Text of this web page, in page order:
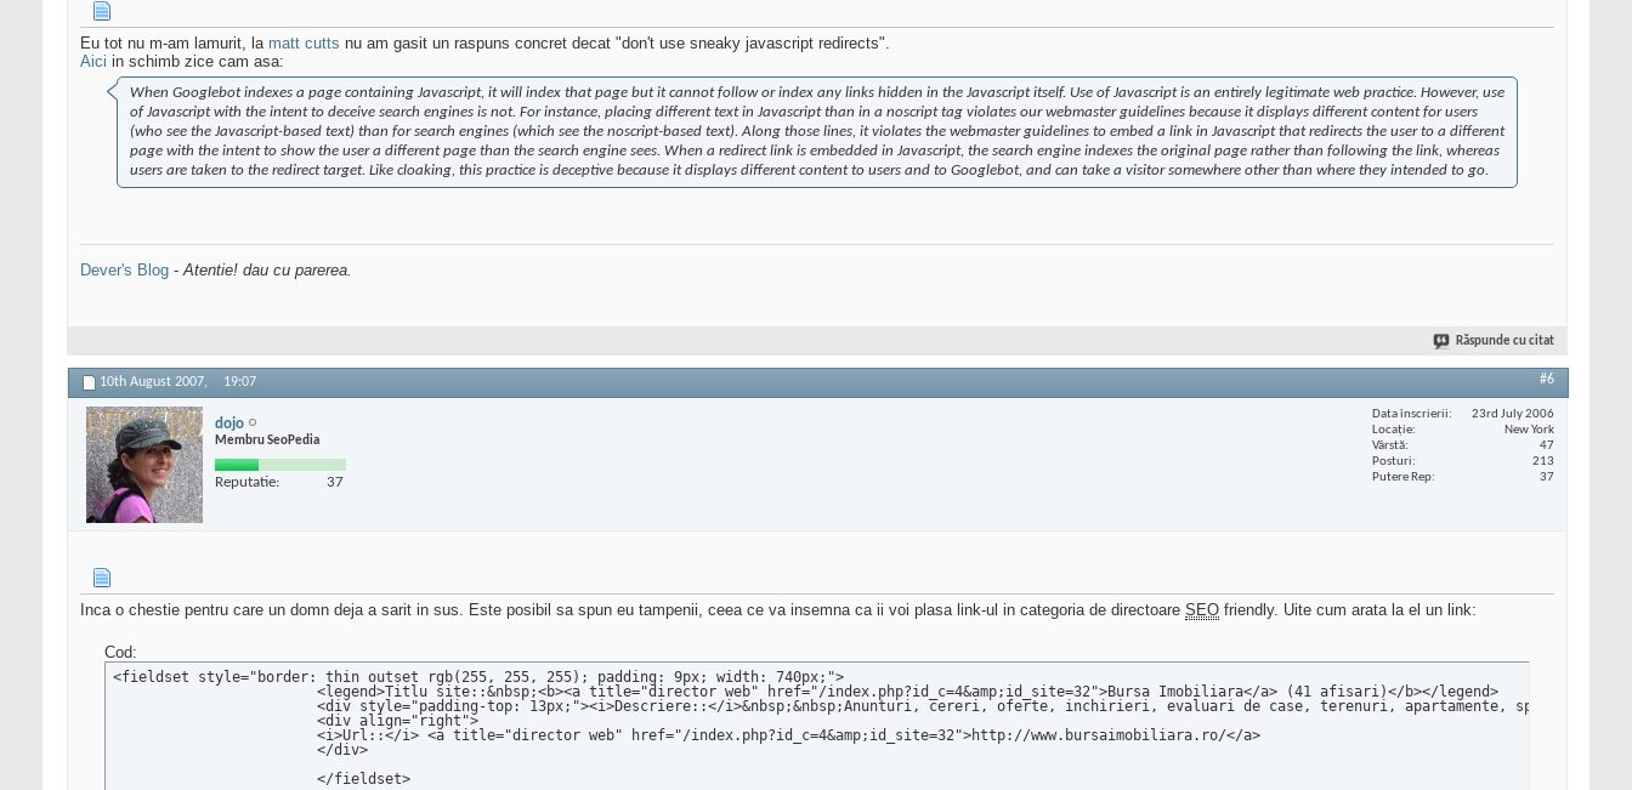
Eu tot nu m-am lamurit, la matt cutts nu am gasit un raspuns concret decat "don't use sneaky javascript redirects".
Aici in schimb zice cam asa:
When Googlebot indexes a page containing Javascript, it will index that page but it cannot follow or index any links hidden in the Javascript itself. Use of Javascript is an entirely legitimate web practice. However, use
of Javascript with the intent to deceive search engines is not. For instance, placing different text in Javascript than in a noscript tag violates our webmaster guidelines because it displays different content for users
(who see the Javascript-based text) than for search engines (which see the noscript-based text). Along those lines, it violates the webmaster guidelines to embed a link in Javascript that redirects the user to a different
page with the intent to show the user a different page than the search engine sees. When a redirect link is embedded in Javascript, the search engine indexes the original page rather than following the link, whereas
users are taken to the redirect target. Like cloaking, this practice is deceptive because it displays different content to users and to Googlebot, and can take a visitor somewhere other than where they intended to go.
Dever's Blog -Atentie! dau cu parerea.
Răspunde cu citat
10th August 2007, 19:07 #6
dojo
Membru SeoPedia
Reputatie: 37
Data înscrierii
23rd July 2006
Locaţie
New York
Vârstă
47
Posturi
213
Putere Rep
37
Inca o chestie pentru care un domn deja a sarit in sus. Este posibil sa spun eu tampenii, ceea ce va insemna ca ii voi plasa link-ul in categoria de directoare SEO friendly. Uite cum arata la el un link:
Cod:
<fieldset style="border: thin outset rgb(255, 255, 255); padding: 9px; width: 740px;">
			</fieldset>